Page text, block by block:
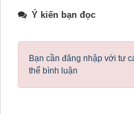
Ý kiến bạn đọc
Bạn cần đăng nhập với tư
thể bình luận